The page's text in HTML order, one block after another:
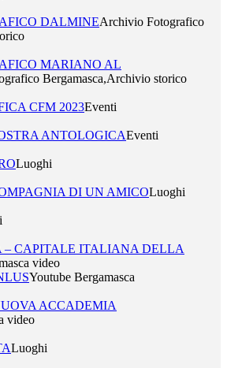
DALMINEArchivio Fotografico
MARIANO AL
Bergamasca,Archivio storico
CFM 2023Eventi
ANTOLOGICAEventi
Luoghi
DI UN AMICOLuoghi
– CAPITALE ITALIANA DELLA
video
Youtube Bergamasca
ACCADEMIA
video
Luoghi